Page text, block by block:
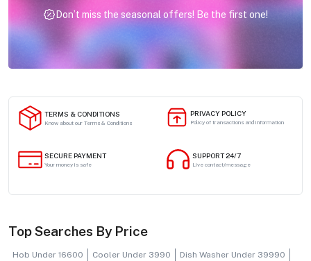
Don’t miss the seasonal offers! Be the first one!
TERMS & CONDITIONS
Know about our Terms & Conditions
PRIVACY POLICY
Policy of transactions and information
SECURE PAYMENT
Your money is safe
SUPPORT 24/7
Live contact/message
Top Searches By Price
Hob Under 16600 Cooler Under 3990
Dish Washer Under 39990